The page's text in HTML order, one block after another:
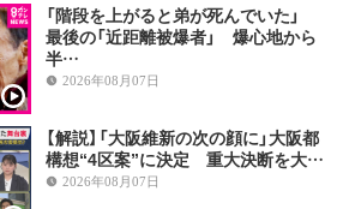
「階段を上がると弟が死んでいた」
最後の「近距離被爆者」 爆心地から
半…
2026年08月07日
【解説】「大阪維新の次の顔に」大阪都
構想“4区案”に決定 重大決断を大…
2026年08月07日